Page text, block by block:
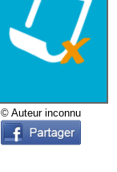
© Auteur inconnu